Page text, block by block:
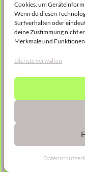
Cookies, um
Wenn du diesen
Surfverhalten oder
deine Zustimmung nicht
Merkmale und
Dienste verwalten